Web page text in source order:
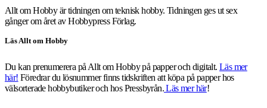
Allt om Hobby är tidningen om teknisk hobby. Tidningen ges ut sex
gånger om året av Hobbypress Förlag.
Läs Allt om Hobby
Du kan prenumerera på Allt om Hobby på papper och digitalt. Läs mer
här! Föredrar du lösnummer finns tidskriften att köpa på papper hos
välsorterade hobbybutiker och hos Pressbyrån.Läs mer här!